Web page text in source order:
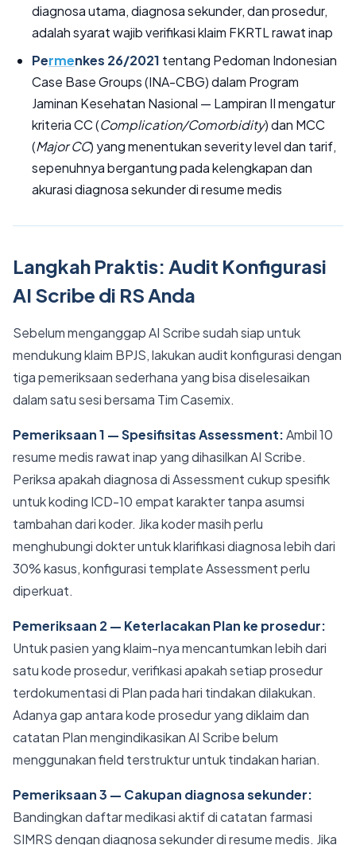
diagnosa utama, diagnosa sekunder, dan prosedur,
adalah syarat wajib verifikasi klaim FKRTL rawat inap
Permenkes 26/2021 tentang Pedoman Indonesian
Case Base Groups (INA-CBG) dalam Program
Jaminan Kesehatan Nasional — Lampiran II mengatur
kriteria CC (Complication/Comorbidity) dan MCC
(Major CC) yang menentukan severity level dan tarif,
sepenuhnya bergantung pada kelengkapan dan
akurasi diagnosa sekunder di resume medis
Langkah Praktis: Audit Konfigurasi
AI Scribe di RS Anda
Sebelum menganggap AI Scribe sudah siap untuk
mendukung klaim BPJS, lakukan audit konfigurasi dengan
tiga pemeriksaan sederhana yang bisa diselesaikan
dalam satu sesi bersama Tim Casemix.
Pemeriksaan 1 — Spesifisitas Assessment:Ambil 10
resume medis rawat inap yang dihasilkan AI Scribe.
Periksa apakah diagnosa di Assessment cukup spesifik
untuk koding ICD-10 empat karakter tanpa asumsi
tambahan dari koder. Jika koder masih perlu
menghubungi dokter untuk klarifikasi diagnosa lebih dari
30% kasus, konfigurasi template Assessment perlu
diperkuat.
Pemeriksaan 2 — Keterlacakan Plan ke prosedur:
Untuk pasien yang klaim-nya mencantumkan lebih dari
satu kode prosedur, verifikasi apakah setiap prosedur
terdokumentasi di Plan pada hari tindakan dilakukan.
Adanya gap antara kode prosedur yang diklaim dan
catatan Plan mengindikasikan AI Scribe belum
menggunakan field terstruktur untuk tindakan harian.
Pemeriksaan 3 — Cakupan diagnosa sekunder:
Bandingkan daftar medikasi aktif di catatan farmasi
SIMRS dengan diagnosa sekunder di resume medis. Jika